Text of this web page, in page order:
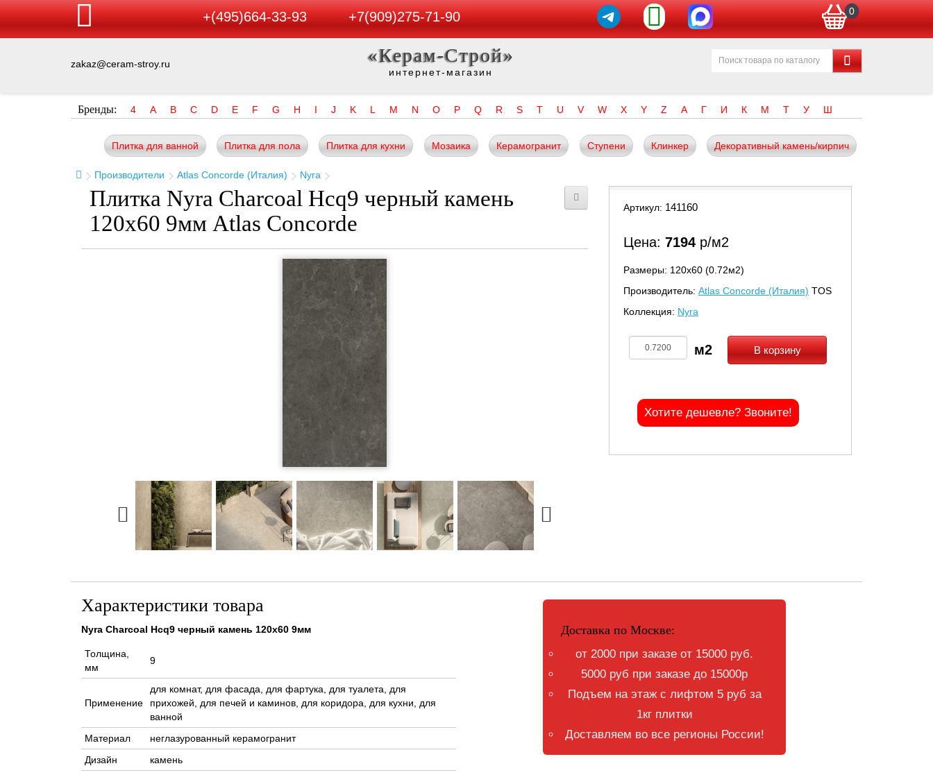
+(495)664-33-93 +7(909)275-71-90 0
zakaz@ceram-stroy.ru «Керам-Строй»
интернет-магазин
Бренды: 4 A B C D E F G H I J K L M N O P Q R S T U V W X Y Z А Г И К М Т У Ш
Плитка для ванной Плитка для пола Плитка для кухни Мозаика Керамогранит Ступени Клинкер Декоративный камень/кирпич
Производители Atlas Concorde (Италия) Nyra
Плитка Nyra Charcoal Hcq9 черный камень
120x60 9мм Atlas Concorde
Артикул: 141160
Цена: 7194 р/м2
Размеры: 120х60 (0.72м2)
Производитель: Atlas Concorde (Италия) TOS
Коллекция: Nyra
В корзину
Хотите дешевле? Звоните!
Характеристики товара
Nyra Charcoal Hcq9 черный камень 120x60 9мм
Толщина,
мм
9
Применение
для комнат, для фасада, для фартука, для туалета, для
прихожей, для печей и каминов, для коридора, для кухни, для
ванной
Материал
неглазурованный керамогранит
Дизайн
камень
Доставка по Москве:
от 2000 при заказе от 15000 руб.
5000 руб при заказе до 15000р
Подъем на этаж с лифтом 5 руб за
1кг плитки
Доставляем во все регионы России!